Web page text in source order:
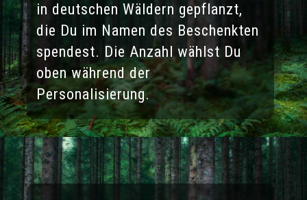
in deutschen Wäldern gepflanzt,
die Du im Namen des Beschenkten
spendest. Die Anzahl wählst Du
oben während der
Personalisierung.